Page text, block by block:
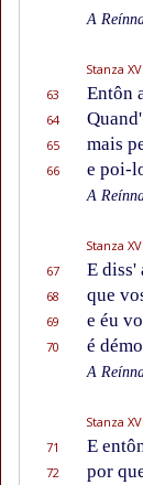
A
Stanza XVI
63 Entôn
64
65 mais
66 e poi-
A
Stanza
67 E diss'
68 que
69 e éu
70 é
A
Stanza
71 E
72 por